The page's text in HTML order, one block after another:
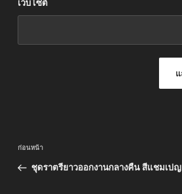
เว็บไซต์
แนะแนว
เรื่อง
เรื่อง
ก่อน
ก่อนหน้า
ชุดราตรียาวออกงานกลางคืน สีแชมเปญ